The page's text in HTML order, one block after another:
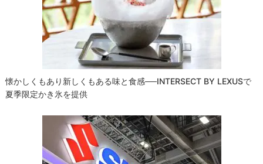
懐かしくもあり新しくもある味と食感──INTERSECT BY LEXUSで
夏季限定かき氷を提供